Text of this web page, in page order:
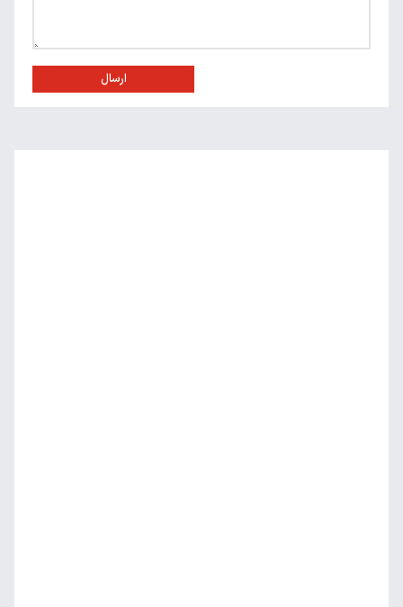
ارسال